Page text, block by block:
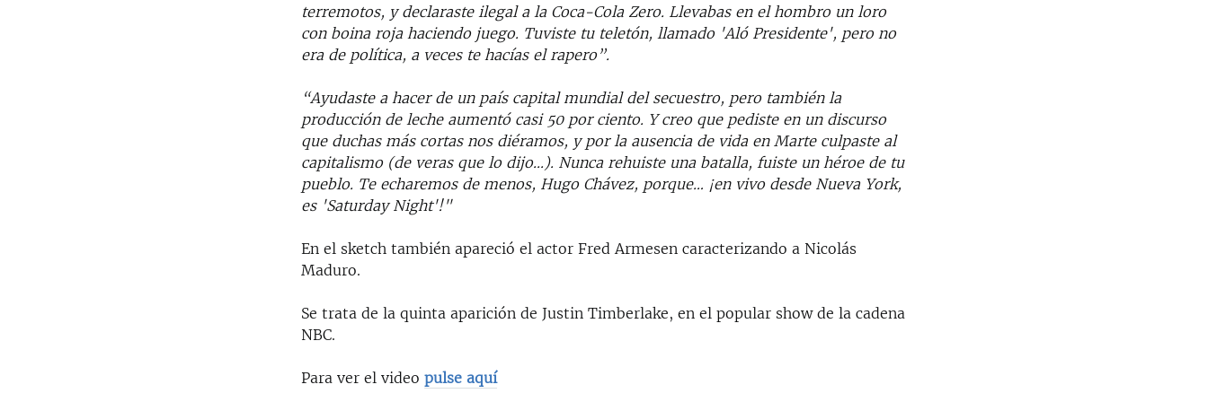
terremotos, y declaraste ilegal a la Coca-Cola Zero. Llevabas en el hombro un loro
con boina roja haciendo juego. Tuviste tu teletón, llamado 'Aló Presidente', pero no
era de política, a veces te hacías el rapero”.
“Ayudaste a hacer de un país capital mundial del secuestro, pero también la
producción de leche aumentó casi 50 por ciento. Y creo que pediste en un discurso
que duchas más cortas nos diéramos, y por la ausencia de vida en Marte culpaste al
capitalismo (de veras que lo dijo...). Nunca rehuiste una batalla, fuiste un héroe de tu
pueblo. Te echaremos de menos, Hugo Chávez, porque… ¡en vivo desde Nueva York,
es 'Saturday Night'!"
En el sketch también apareció el actor Fred Armesen caracterizando a Nicolás
Maduro.
Se trata de la quinta aparición de Justin Timberlake, en el popular show de la cadena
NBC.
Para ver el videopulse aquí